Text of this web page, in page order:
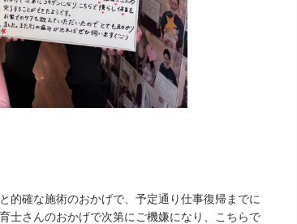
的確な施術のおかげで、予定通り仕事復帰までに
士さんのおかげで次第にご機嫌になり、こちらで